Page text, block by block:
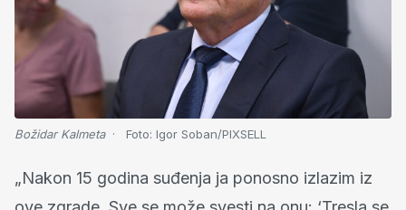
Božidar Kalmeta Foto: Igor Soban/PIXSELL
„Nakon 15 godina suđenja ja ponosno izlazim iz